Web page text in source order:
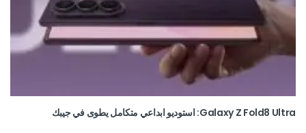
Galaxy Z Fold8 Ultra: استوديو ابداعي متكامل يطوى في جيبك